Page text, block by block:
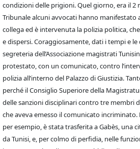
condizioni delle prigioni. Quel giorno, era il 2
Tribunale alcuni avvocati hanno manifestato
collega ed è intervenuta la polizia politica,
e dispersi. Coraggiosamente, dati i tempi e le
segreteria dell’Associazione magistrati
protestato, con un comunicato, contro
polizia all’interno del Palazzo di Giustizia.
perché il Consiglio Superiore della
delle sanzioni disciplinari contro tre membri
che aveva emesso il comunicato incriminato.
per esempio, è stata trasferita a Gabès, una
da Tunisi, e, per colmo di perfidia, nelle